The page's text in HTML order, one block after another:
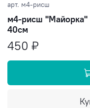
арт. м4-рисш
м4-рисш "Майорка"
40см
450 ₽